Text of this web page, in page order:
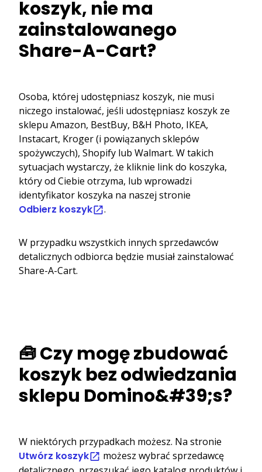
koszyk, nie ma
zainstalowanego
Share-A-Cart?
Osoba, której udostępniasz koszyk, nie musi
niczego instalować, jeśli udostępniasz koszyk ze
sklepu Amazon, BestBuy, B&H Photo, IKEA,
Instacart, Kroger (i powiązanych sklepów
spożywczych), Shopify lub Walmart. W takich
sytuacjach wystarczy, że kliknie link do koszyka,
który od Ciebie otrzyma, lub wprowadzi
identyfikator koszyka na naszej stronie
Odbierz koszyk .
W przypadku wszystkich innych sprzedawców
detalicznych odbiorca będzie musiał zainstalować
Share-A-Cart.
🧰 Czy mogę zbudować
koszyk bez odwiedzania
sklepu Domino&#39;s?
W niektórych przypadkach możesz. Na stronie
Utwórz koszyk
możesz wybrać sprzedawcę